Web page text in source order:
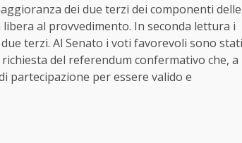
dei due terzi dei componenti delle
al provvedimento. In seconda lettura i
terzi. Al Senato i voti favorevoli sono stati
del referendum confermativo che, a
partecipazione per essere valido e